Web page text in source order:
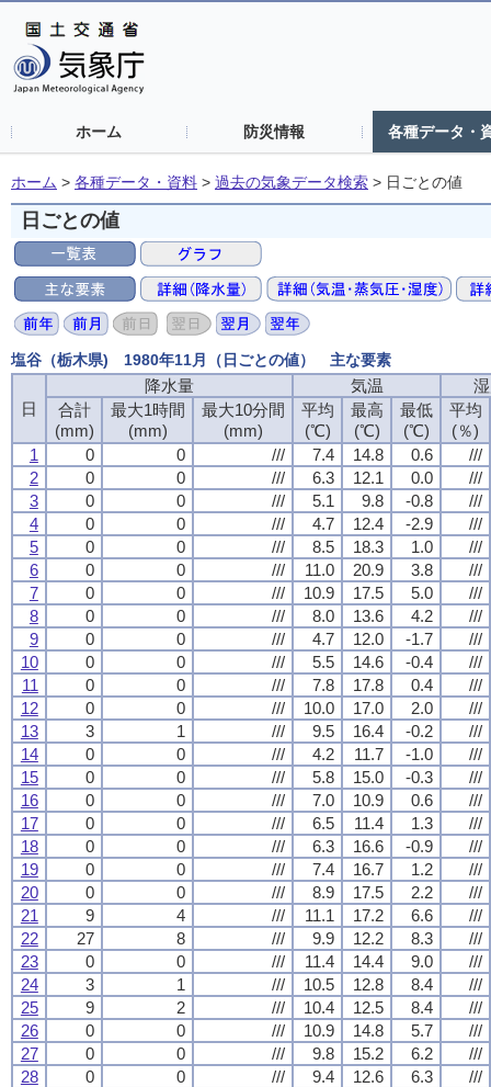
ホーム 防災情報 各種データ・
ホーム > 各種データ・資料 > 過去の気象データ検索 > 日ごとの値
日ごとの値
塩谷（栃木県) 1980年11月（日ごとの値） 主な要素
日
降水量 気温
合計
(mm)
最大1時間
(mm)
最大10分間
(mm)
平均
(℃)
最高
(℃)
最低
(℃)
平均
(％)
1
0 0 /// 7.4 14.8 0.6
///
2
0 0 /// 6.3 12.1 0.0
///
3
0 0 /// 5.1 9.8 -0.8
///
4
0 0 /// 4.7 12.4 -2.9
///
5
0 0 /// 8.5 18.3 1.0
///
6
0 0 /// 11.0 20.9 3.8
///
7
0 0 /// 10.9 17.5 5.0
///
8
0 0 /// 8.0 13.6 4.2
///
9
0 0 /// 4.7 12.0 -1.7
///
10
0 0 /// 5.5 14.6 -0.4
///
11
0 0 /// 7.8 17.8 0.4
///
12
0 0 /// 10.0 17.0 2.0
///
13
3 1 /// 9.5 16.4 -0.2
///
14
0 0 /// 4.2 11.7 -1.0
///
15
0 0 /// 5.8 15.0 -0.3
///
16
0 0 /// 7.0 10.9 0.6
///
17
0 0 /// 6.5 11.4 1.3
///
18
0 0 /// 6.3 16.6 -0.9
///
19
0 0 /// 7.4 16.7 1.2
///
20
0 0 /// 8.9 17.5 2.2
///
21
9 4 /// 11.1 17.2 6.6
///
22
27 8 /// 9.9 12.2 8.3
///
23
0 0 /// 11.4 14.4 9.0
///
24
3 1 /// 10.5 12.8 8.4
///
25
9 2 /// 10.4 12.5 8.4
///
26
0 0 /// 10.9 14.8 5.7
///
27
0 0 /// 9.8 15.2 6.2
///
28
0 0 /// 9.4 12.6 6.3
///